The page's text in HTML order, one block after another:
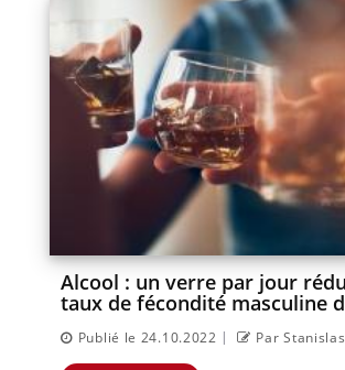
Alcool : un verre par jour
taux de fécondité masculine
Publié le 24.10.2022 | Par